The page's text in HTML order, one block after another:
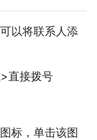
以将联系人添
直接拨号
标，单击该图